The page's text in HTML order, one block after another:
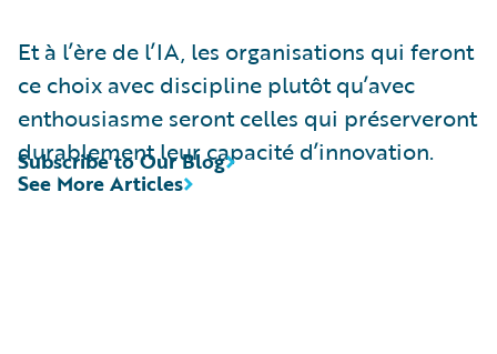
Et à l’ère de l’IA, les organisations qui feront
ce choix avec discipline plutôt qu’avec
enthousiasme seront celles qui préserveront
durablement leur capacité d’innovation.
See More Articles
Subscribe to Our Blog